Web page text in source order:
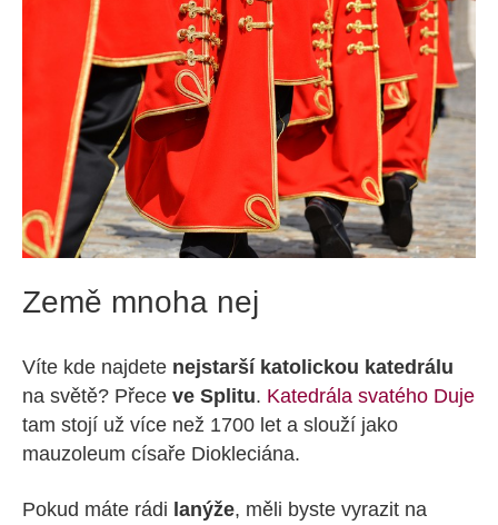
Země mnoha nej
Víte kde najdete nejstarší katolickou katedrálu
na světě? Přece ve Splitu. Katedrála svatého Duje
tam stojí už více než 1700 let a slouží jako
mauzoleum císaře Diokleciána.
Pokud máte rádi lanýže, měli byste vyrazit na